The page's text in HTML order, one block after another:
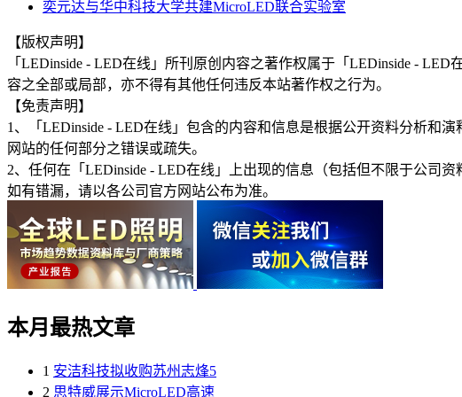
奕元达与华中科技大学共建MicroLED联合实验室
【版权声明】
「LEDinside - LED在线」所刊原创内容之著作权属于「LEDinside -
容之全部或局部，亦不得有其他任何违反本站著作权之行为。
【免责声明】
1、「LEDinside - LED在线」包含的内容和信息是根据公开资料分析和
网站的任何部分之错误或疏失。
2、任何在「LEDinside - LED在线」上出现的信息（包括但不限于公司
如有错漏，请以各公司官方网站公布为准。
本月最热文章
1 安洁科技拟收购苏州志烽5
2 思特威展示MicroLED高速